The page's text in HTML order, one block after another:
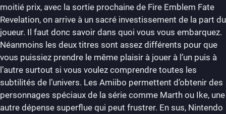
moitié prix, avec la sortie prochaine de Fire Emblem Fate
Revelation, on arrive à un sacré investissement de la part du
joueur. Il faut donc savoir dans quoi vous vous embarquez.
Néanmoins les deux titres sont assez différents pour que
vous puissiez prendre le même plaisir à jouer à l’un puis à
l’autre surtout si vous voulez comprendre toutes les
subtilités de l’univers. Les Amiibo permettent d’obtenir des
personnages spéciaux de la série comme Marth ou Ike, une
autre dépense superflue qui peut frustrer. En sus, Nintendo